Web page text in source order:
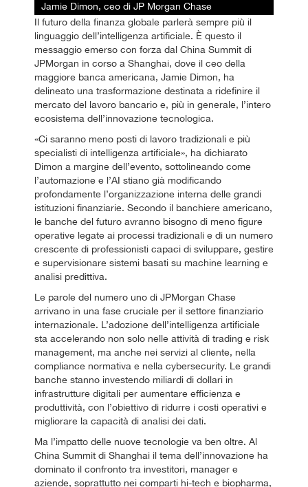
Jamie Dimon, ceo di JP Morgan Chase
Il futuro della finanza globale parlerà sempre più il
linguaggio dell’intelligenza artificiale. È questo il
messaggio emerso con forza dal China Summit di
JPMorgan in corso a Shanghai, dove il ceo della
maggiore banca americana, Jamie Dimon, ha
delineato una trasformazione destinata a ridefinire il
mercato del lavoro bancario e, più in generale, l’intero
ecosistema dell’innovazione tecnologica.
«Ci saranno meno posti di lavoro tradizionali e più
specialisti di intelligenza artificiale», ha dichiarato
Dimon a margine dell’evento, sottolineando come
l’automazione e l’AI stiano già modificando
profondamente l’organizzazione interna delle grandi
istituzioni finanziarie. Secondo il banchiere americano,
le banche del futuro avranno bisogno di meno figure
operative legate ai processi tradizionali e di un numero
crescente di professionisti capaci di sviluppare, gestire
e supervisionare sistemi basati su machine learning e
analisi predittiva.
Le parole del numero uno di JPMorgan Chase
arrivano in una fase cruciale per il settore finanziario
internazionale. L’adozione dell’intelligenza artificiale
sta accelerando non solo nelle attività di trading e risk
management, ma anche nei servizi al cliente, nella
compliance normativa e nella cybersecurity. Le grandi
banche stanno investendo miliardi di dollari in
infrastrutture digitali per aumentare efficienza e
produttività, con l’obiettivo di ridurre i costi operativi e
migliorare la capacità di analisi dei dati.
Ma l’impatto delle nuove tecnologie va ben oltre. Al
China Summit di Shanghai il tema dell’innovazione ha
dominato il confronto tra investitori, manager e
aziende, soprattutto nei comparti hi-tech e biopharma,